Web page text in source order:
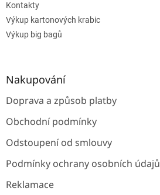
Kontakty
Výkup kartonových krabic
Výkup big bagů
Nakupování
Doprava a způsob platby
Obchodní podmínky
Odstoupení od smlouvy
Podmínky ochrany osobních údajů
Reklamace